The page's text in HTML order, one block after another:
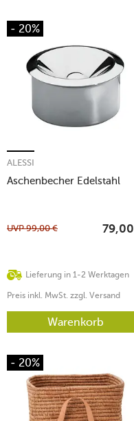
- 20%
Aschenbecher Edelstahl
ALESSI
Lieferung in 1-2 Werktagen
UVP99,00 € 79,00
Preis inkl. MwSt. zzgl. Versand
Warenkorb
- 20%